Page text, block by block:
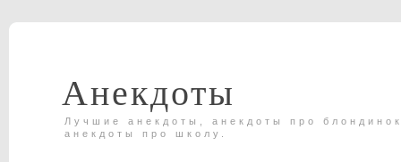
Анекдоты
Лучшие анекдоты, анекдоты про
анекдоты про школу.